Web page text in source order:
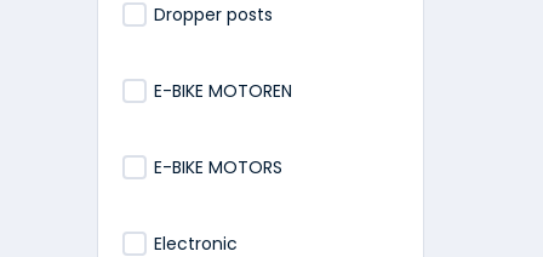
Dropper posts
E-BIKE MOTOREN
E-BIKE MOTORS
Electronic